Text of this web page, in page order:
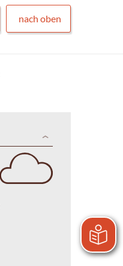
nach oben